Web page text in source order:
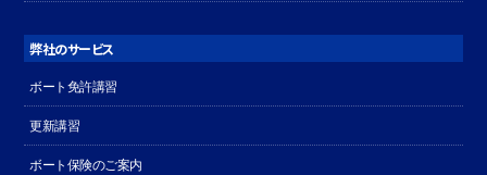
弊社のサービス
ボート免許講習
更新講習
ボート保険のご案内